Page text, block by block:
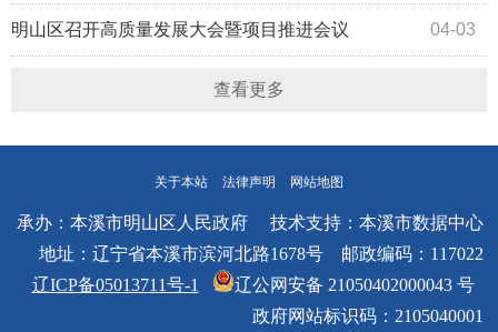
04-03
明山区召开高质量发展大会暨项目推进会议
查看更多
关于本站 法律声明 网站地图
承办：本溪市明山区人民政府 技术支持：本溪市数据中心
地址：辽宁省本溪市滨河北路1678号 邮政编码：117022
辽ICP备05013711号-1
辽公网安备 21050402000043 号
政府网站标识码：2105040001